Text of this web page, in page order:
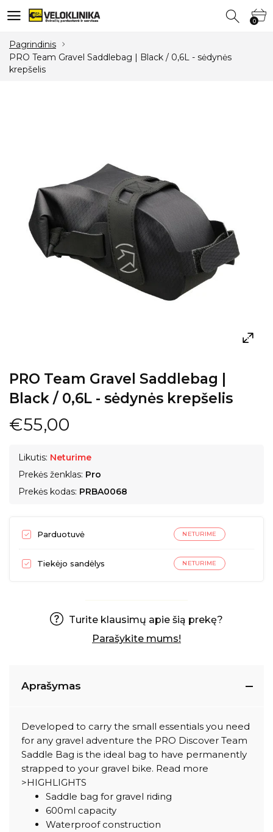
0 0
Pagrindinis
PRO Team Gravel Saddlebag | Black / 0,6L - sėdynės
krepšelis
PRO Team Gravel Saddlebag |
Black / 0,6L - sėdynės krepšelis
€55,00
Likutis: Neturime
Prekės ženklas: Pro
Prekės kodas: PRBA0068
Parduotuvė NETURIME
Tiekėjo sandėlys NETURIME
Turite klausimų apie šią prekę?
Parašykite mums!
Aprašymas
Developed to carry the small essentials you need
for any gravel adventure the PRO Discover Team
Saddle Bag is the ideal bag to have permanently
strapped to your gravel bike. Read more
>HIGHLIGHTS
Saddle bag for gravel riding
600ml capacity
Waterproof construction